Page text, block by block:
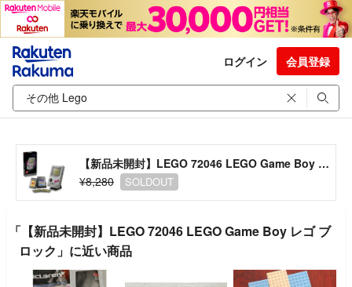
ログイン 会員登録
【新品未開封】LEGO 72046 LEGO Game Boy レゴ ブロック
¥8,280
SOLDOUT
「【新品未開封】LEGO 72046 LEGO Game Boy レゴ ブ
ロック」に近い商品